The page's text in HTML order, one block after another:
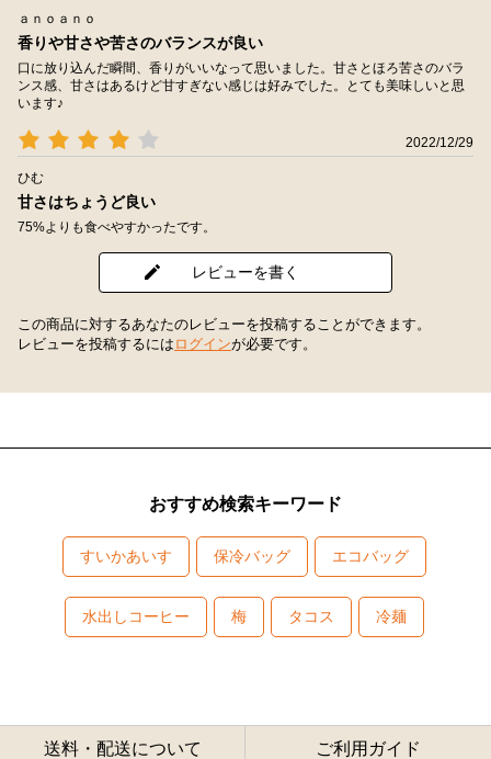
ａｎｏａｎｏ
香りや甘さや苦さのバランスが良い
口に放り込んだ瞬間、香りがいいなって思いました。甘さとほろ苦さのバラ
ンス感、甘さはあるけど甘すぎない感じは好みでした。とても美味しいと思
います♪
2022/12/29
ひむ
甘さはちょうど良い
75%よりも食べやすかったです。
レビューを書く
この商品に対するあなたのレビューを投稿することができます。
レビューを投稿するには ログインが必要です。
おすすめ検索キーワード
すいかあいす 保冷バッグ エコバッグ
水出しコーヒー 梅 タコス 冷麺
送料・配送について ご利用ガイド